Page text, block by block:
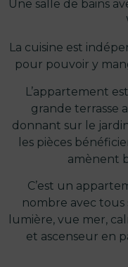
Une salle de bains
La cuisine est
pour pouvoir y
L’appartement
grande terrasse
donnant sur le
les pièces
amènent
C’est un
nombre avec tous
lumière, vue mer,
et ascenseur en